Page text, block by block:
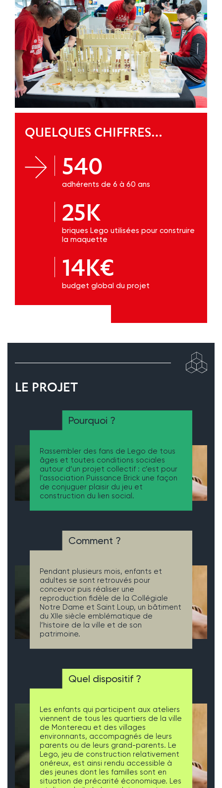
QUELQUES CHIFFRES…
540
adhérents de 6 à 60 ans
25K
briques Lego utilisées pour construire
la maquette
14K€
budget global du projet
LE PROJET
Pourquoi ?
Rassembler des fans de Lego de tous
âges et toutes conditions sociales
autour d’un projet collectif : c’est pour
l’association Puissance Brick une façon
de conjuguer plaisir du jeu et
construction du lien social.
Comment ?
Pendant plusieurs mois, enfants et
adultes se sont retrouvés pour
concevoir puis réaliser une
reproduction fidèle de la Collégiale
Notre Dame et Saint Loup, un bâtiment
du XIIe siècle emblématique de
l’histoire de la ville et de son
patrimoine.
Quel dispositif ?
Les enfants qui participent aux ateliers
viennent de tous les quartiers de la ville
de Montereau et des villages
environnants, accompagnés de leurs
parents ou de leurs grand-parents. Le
Lego, jeu de construction relativement
onéreux, est ainsi rendu accessible à
des jeunes dont les familles sont en
situation de précarité économique. Les